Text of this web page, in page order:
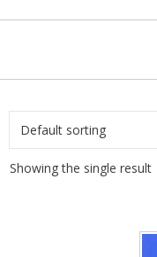
Showing the single result